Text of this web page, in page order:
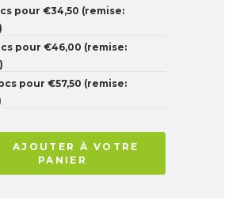
pour €34,50 (remise:
pour €46,00 (remise:
pour €57,50 (remise:
AJOUTER À VOTRE
PANIER